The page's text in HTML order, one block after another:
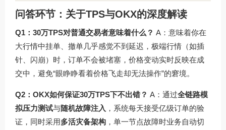
问答环节：关于TPS与OKX的深度解读
Q1：30万TPS对普通交易者意味着什么？ A：意味着你在
大行情中挂单、撤单几乎感觉不到延迟，极端行情（如插
针、闪崩）时，订单不会被堵塞，价格变动实时反映在成
交中，避免“眼睁睁看着价格飞走却无法操作”的窘境。
Q2：OKX如何保证30万TPS下不出错？ A：通过全链路模
拟压力测试与随机故障注入 ，系统每天接受亿级订单的验
证，同时采用多活灾备架构 ，单一节点故障时业务自动切